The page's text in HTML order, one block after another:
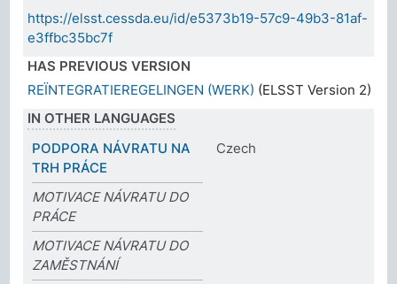
https://elsst.cessda.eu/id/e5373b19-57c9-49b3-81af-
e3ffbc35bc7f
HAS PREVIOUS VERSION
REÏNTEGRATIEREGELINGEN (WERK) (ELSST Version 2)
IN OTHER LANGUAGES
PODPORA NÁVRATU NA
TRH PRÁCE
Czech
MOTIVACE NÁVRATU DO
PRÁCE
MOTIVACE NÁVRATU DO
ZAMĚSTNÁNÍ